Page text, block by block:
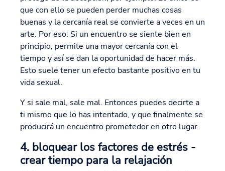
que con ello se pueden perder muchas cosas
buenas y la cercanía real se convierte a veces en un
arte. Por eso: Si un encuentro se siente bien en
principio, permite una mayor cercanía con el
tiempo y así se dan la oportunidad de hacer más.
Esto suele tener un efecto bastante positivo en tu
vida sexual.
Y si sale mal, sale mal. Entonces puedes decirte a
ti mismo que lo has intentado, y que finalmente se
producirá un encuentro prometedor en otro lugar.
4. bloquear los factores de estrés -
crear tiempo para la relajación